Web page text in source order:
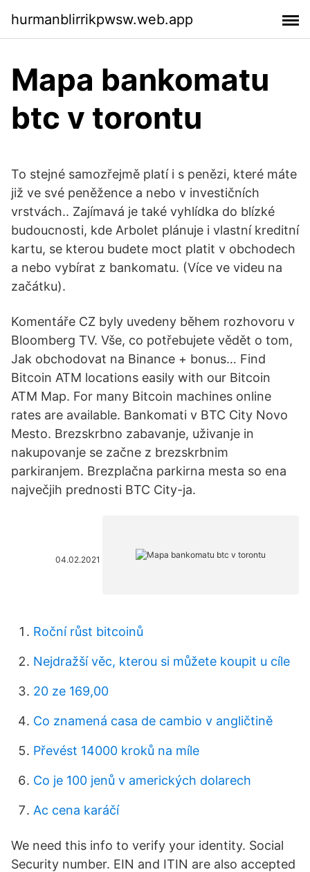
hurmanblirrikpwsw.web.app
Mapa bankomatu
btc v torontu
To stejné samozřejmě platí i s penězi, které máte
již ve své peněžence a nebo v investičních
vrstvách.. Zajímavá je také vyhlídka do blízké
budoucnosti, kde Arbolet plánuje i vlastní kreditní
kartu, se kterou budete moct platit v obchodech
a nebo vybírat z bankomatu. (Více ve videu na
začátku).
Komentáře CZ byly uvedeny během rozhovoru v
Bloomberg TV. Vše, co potřebujete vědět o tom,
Jak obchodovat na Binance + bonus… Find
Bitcoin ATM locations easily with our Bitcoin
ATM Map. For many Bitcoin machines online
rates are available. Bankomati v BTC City Novo
Mesto. Brezskrbno zabavanje, uživanje in
nakupovanje se začne z brezskrbnim
parkiranjem. Brezplačna parkirna mesta so ena
največjih prednosti BTC City-ja.
04.02.2021
Roční růst bitcoinů
Nejdražší věc, kterou si můžete koupit u cíle
20 ze 169,00
Co znamená casa de cambio v angličtině
Převést 14000 kroků na míle
Co je 100 jenů v amerických dolarech
Ac cena karáčí
We need this info to verify your identity. Social
Security number. EIN and ITIN are also accepted